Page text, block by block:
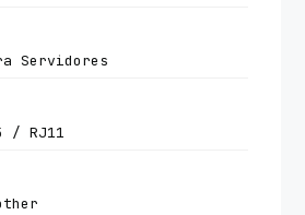
Servidores
/ RJ11